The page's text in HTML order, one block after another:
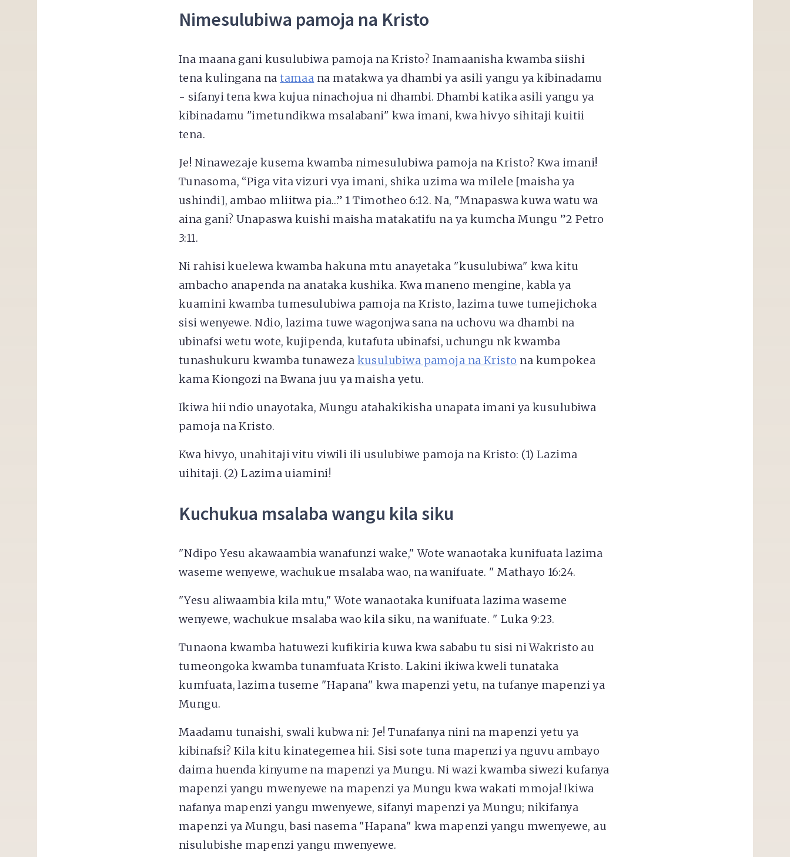
Nimesulubiwa pamoja na Kristo
Ina maana gani kusulubiwa pamoja na Kristo? Inamaanisha kwamba siishi
tena kulingana natamaa na matakwa ya dhambi ya asili yangu ya kibinadamu
- sifanyi tena kwa kujua ninachojua ni dhambi. Dhambi katika asili yangu ya
kibinadamu "imetundikwa msalabani" kwa imani, kwa hivyo sihitaji kuitii
tena.
Je! Ninawezaje kusema kwamba nimesulubiwa pamoja na Kristo? Kwa imani!
Tunasoma, “Piga vita vizuri vya imani, shika uzima wa milele [maisha ya
ushindi], ambao mliitwa pia…” 1 Timotheo 6:12. Na, "Mnapaswa kuwa watu wa
aina gani? Unapaswa kuishi maisha matakatifu na ya kumcha Mungu ”2 Petro
3:11.
Ni rahisi kuelewa kwamba hakuna mtu anayetaka "kusulubiwa" kwa kitu
ambacho anapenda na anataka kushika. Kwa maneno mengine, kabla ya
kuamini kwamba tumesulubiwa pamoja na Kristo, lazima tuwe tumejichoka
sisi wenyewe. Ndio, lazima tuwe wagonjwa sana na uchovu wa dhambi na
ubinafsi wetu wote, kujipenda, kutafuta ubinafsi, uchungu nk kwamba
tunashukuru kwamba tunaweza kusulubiwa pamoja na Kristo na kumpokea
kama Kiongozi na Bwana juu ya maisha yetu.
Ikiwa hii ndio unayotaka, Mungu atahakikisha unapata imani ya kusulubiwa
pamoja na Kristo.
Kwa hivyo, unahitaji vitu viwili ili usulubiwe pamoja na Kristo: (1) Lazima
uihitaji. (2) Lazima uiamini!
Kuchukua msalaba wangu kila siku
"Ndipo Yesu akawaambia wanafunzi wake," Wote wanaotaka kunifuata lazima
waseme wenyewe, wachukue msalaba wao, na wanifuate. " Mathayo 16:24.
"Yesu aliwaambia kila mtu," Wote wanaotaka kunifuata lazima waseme
wenyewe, wachukue msalaba wao kila siku, na wanifuate. " Luka 9:23.
Tunaona kwamba hatuwezi kufikiria kuwa kwa sababu tu sisi ni Wakristo au
tumeongoka kwamba tunamfuata Kristo. Lakini ikiwa kweli tunataka
kumfuata, lazima tuseme "Hapana" kwa mapenzi yetu, na tufanye mapenzi ya
Mungu.
Maadamu tunaishi, swali kubwa ni: Je! Tunafanya nini na mapenzi yetu ya
kibinafsi? Kila kitu kinategemea hii. Sisi sote tuna mapenzi ya nguvu ambayo
daima huenda kinyume na mapenzi ya Mungu. Ni wazi kwamba siwezi kufanya
mapenzi yangu mwenyewe na mapenzi ya Mungu kwa wakati mmoja! Ikiwa
nafanya mapenzi yangu mwenyewe, sifanyi mapenzi ya Mungu; nikifanya
mapenzi ya Mungu, basi nasema "Hapana" kwa mapenzi yangu mwenyewe, au
nisulubishe mapenzi yangu mwenyewe.